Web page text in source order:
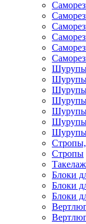
Шурупы
Шурупы
Шурупы
Шурупы
Шурупы
Шурупы
Шурупы
Стропы,
Стропы
Такелаж
Блоки
Блоки
Блоки